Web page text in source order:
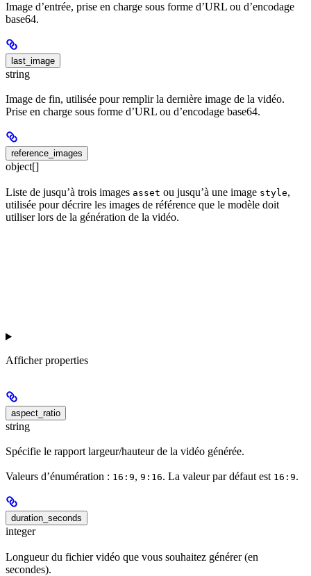
Image d’entrée, prise en charge sous forme d’URL ou d’encodage
base64.
last_image
string
Image de fin, utilisée pour remplir la dernière image de la vidéo.
Prise en charge sous forme d’URL ou d’encodage base64.
reference_images
object[]
Liste de jusqu’à trois images asset ou jusqu’à une image style,
utilisée pour décrire les images de référence que le modèle doit
utiliser lors de la génération de la vidéo.
Afficher properties
aspect_ratio
string
Spécifie le rapport largeur/hauteur de la vidéo générée.
Valeurs d’énumération : 16:9, 9:16. La valeur par défaut est 16:9.
duration_seconds
integer
Longueur du fichier vidéo que vous souhaitez générer (en
secondes).